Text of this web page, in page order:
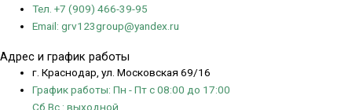
Тел. +7 (909) 466-39-95
Email: grv123group@yandex.ru
Адрес и график работы
г. Краснодар, ул. Московская 69/16
График работы: Пн - Пт с 08:00 до 17:00
Сб,Вс : выходной